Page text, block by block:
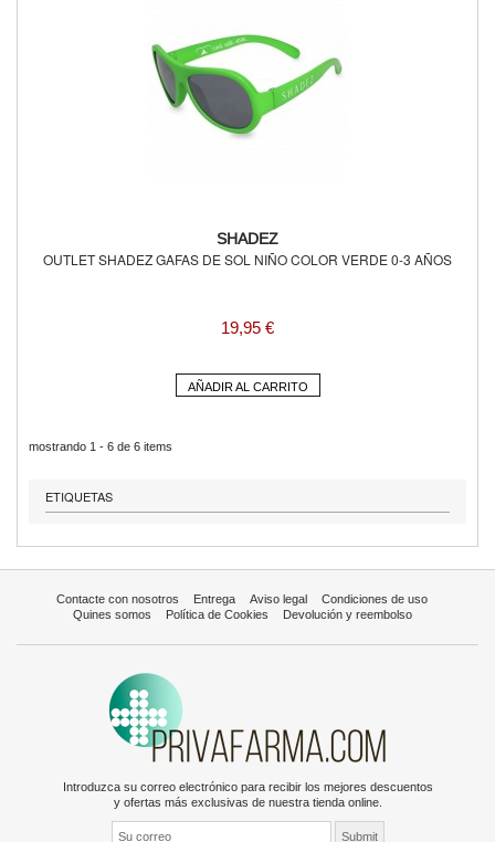
SHADEZ
OUTLET SHADEZ GAFAS DE SOL NIÑO COLOR VERDE 0-3 AÑOS
19,95 €
AÑADIR AL CARRITO
mostrando 1 - 6 de 6 items
ETIQUETAS
Contacte con nosotros Entrega Aviso legal
Condiciones de uso
Quines somos
Política de Cookies Devolución y reembolso
Introduzca su correo electrónico para recibir los mejores descuentos
y ofertas más exclusivas de nuestra tienda online.